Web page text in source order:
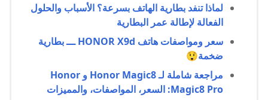
لماذا تنفد بطارية الهاتف بسرعة؟ الأسباب والحلول
الفعالة لإطالة عمر البطارية
سعر ومواصفات هاتف HONOR X9d ـــ بطارية
ضخمة😲
مراجعة شاملة لـ Honor Magic8 و Honor
Magic8 Pro: السعر، المواصفات، والمميزات